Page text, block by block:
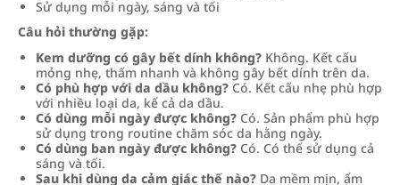
Sử dụng mỗi ngày, sáng và tối
Câu hỏi thường gặp:
Kem dưỡng có gây bết dính không? Không. Kết cấu
mỏng nhẹ, thấm nhanh và không gây bết dính trên da.
Có phù hợp với da dầu không? Có. Kết cấu nhẹ phù hợp
với nhiều loại da, kể cả da dầu.
Có dùng mỗi ngày được không? Có. Sản phẩm phù hợp
sử dụng trong routine chăm sóc da hằng ngày.
Có dùng ban ngày được không? Có. Có thể sử dụng cả
sáng và tối.
Sau khi dùng da cảm giác thế nào? Da mềm mịn, ẩm